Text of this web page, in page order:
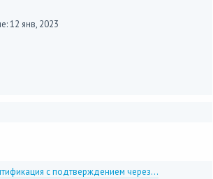
12 янв, 2023
с подтверждением через...